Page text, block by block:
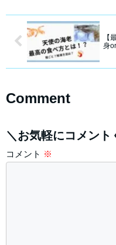
【
身
Comment
＼お気軽にコメント
コメント ※